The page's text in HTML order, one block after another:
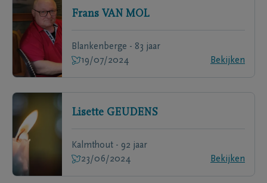
Frans VAN MOL
Blankenberge - 83 jaar
19/07/2024
Bekijken
Lisette GEUDENS
Kalmthout - 92 jaar
23/06/2024
Bekijken